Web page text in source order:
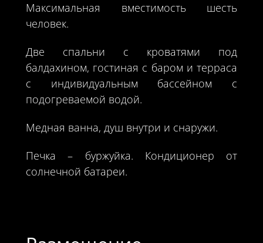
Максимальная вместимость шесть
человек.
Две спальни с кроватями под
балдахином, гостиная с баром и терраса
с индивидуальным бассейном с
подогреваемой водой.
Медная ванна, душ внутри и снаружи.
Печка – буржуйка. Кондиционер от
солнечной батареи.